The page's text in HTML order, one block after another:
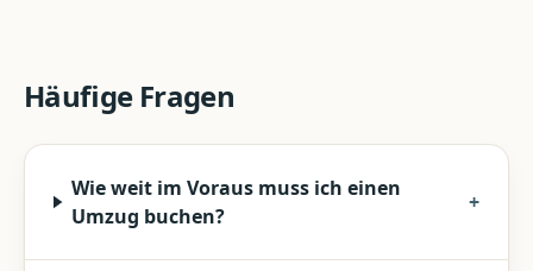
Häufige Fragen
Wie weit im Voraus muss ich einen
Umzug buchen?
+